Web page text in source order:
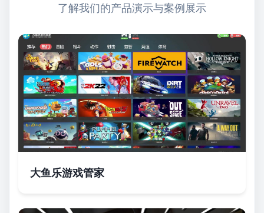
了解我们的产品演示与案例展示
大鱼乐游戏管家